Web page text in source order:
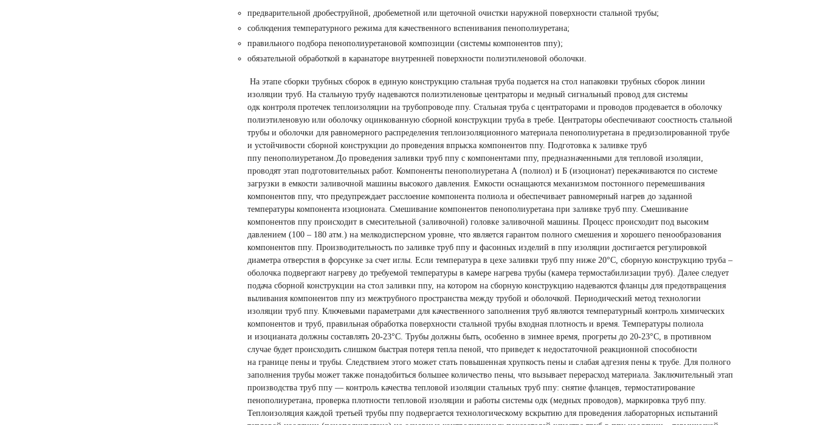
предварительной дробеструйной, дробеметной или щеточной очистки наружной поверхности стальной трубы;
соблюдения температурного режима для качественного вспенивания пенополиуретана;
правильного подбора пенополиуретановой композиции (системы компонентов ппу);
обязательной обработкой в каранаторе внутренней поверхности полиэтиленовой оболочки.
На этапе сборки трубных сборок в единую конструкцию стальная труба подается на стол напаковки трубных сборок линии
изоляции труб. На стальную трубу надеваются полиэтиленовые центраторы и медный сигнальный провод для системы
одк контроля протечек теплоизоляции на трубопроводе ппу. Стальная труба с центраторами и проводов продевается в оболочку
полиэтиленовую или оболочку оцинкованную сборной конструкции труба в требе. Центраторы обеспечивают соостность стальной
трубы и оболочки для равномерного распределения теплоизоляционного материала пенополиуретана в предизолированной трубе
и устойчивости сборной конструкции до проведения впрыска компонентов ппу. Подготовка к заливке труб
ппу пенополиуретаном.До проведения заливки труб ппу с компонентами ппу, предназначенными для тепловой изоляции,
проводят этап подготовительных работ. Компоненты пенополиуретана А (полиол) и Б (изоционат) перекачиваются по системе
загрузки в емкости заливочной машины высокого давления. Емкости оснащаются механизмом постонного перемешивания
компонентов ппу, что предупреждает расслоение компонента полиола и обеспечивает равномерный нагрев до заданной
температуры компонента изоционата. Смешивание компонентов пенополиуретана при заливке труб ппу. Смешивание
компонентов ппу происходит в смесительной (заливочной) головке заливочной машины. Процесс происходит под высоким
давлением (100 – 180 атм.) на мелкодисперсном уровне, что является гарантом полного смешения и хорошего пенообразования
компонентов ппу. Производительность по заливке труб ппу и фасонных изделий в ппу изоляции достигается регулировкой
диаметра отверстия в форсунке за счет иглы. Если температура в цехе заливки труб ппу ниже 20°С, сборную конструкцию труба –
оболочка подвергают нагреву до требуемой температуры в камере нагрева трубы (камера термостабилизации труб). Далее следует
подача сборной конструкции на стол заливки ппу, на котором на сборную конструкцию надеваются фланцы для предотвращения
выливания компонентов ппу из межтрубного пространства между трубой и оболочкой. Периодический метод технологии
изоляции труб ппу. Ключевыми параметрами для качественного заполнения труб являются температурный контроль химических
компонентов и труб, правильная обработка поверхности стальной трубы входная плотность и время. Температуры полиола
и изоцианата должны составлять 20-23°С. Трубы должны быть, особенно в зимнее время, прогреты до 20-23°С, в противном
случае будет происходить слишком быстрая потеря тепла пеной, что приведет к недостаточной реакционной способности
на границе пены и трубы. Следствием этого может стать повышенная хрупкость пены и слабая адгезия пены к трубе. Для полного
заполнения трубы может также понадобиться большее количество пены, что вызывает перерасход материала. Заключительный этап
производства труб ппу — контроль качества тепловой изоляции стальных труб ппу: снятие фланцев, термостатирование
пенополиуретана, проверка плотности тепловой изоляции и работы системы одк (медных проводов), маркировка труб ппу.
Теплоизоляция каждой третьей трубы ппу подвергается технологическому вскрытию для проведения лабораторных испытаний